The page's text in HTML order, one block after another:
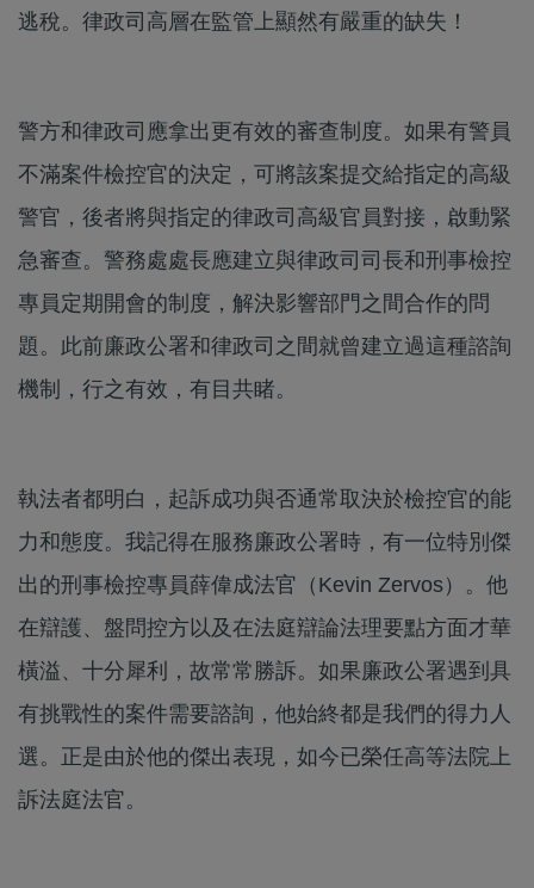
逃稅。律政司高層在監管上顯然有嚴重的缺失！
警方和律政司應拿出更有效的審查制度。如果有警員
不滿案件檢控官的決定，可將該案提交給指定的高級
警官，後者將與指定的律政司高級官員對接，啟動緊
急審查。警務處處長應建立與律政司司長和刑事檢控
專員定期開會的制度，解決影響部門之間合作的問
題。此前廉政公署和律政司之間就曾建立過這種諮詢
機制，行之有效，有目共睹。
執法者都明白，起訴成功與否通常取決於檢控官的能
力和態度。我記得在服務廉政公署時，有一位特別傑
出的刑事檢控專員薛偉成法官（Kevin Zervos）。他
在辯護、盤問控方以及在法庭辯論法理要點方面才華
橫溢、十分犀利，故常常勝訴。如果廉政公署遇到具
有挑戰性的案件需要諮詢，他始終都是我們的得力人
選。正是由於他的傑出表現，如今已榮任高等法院上
訴法庭法官。